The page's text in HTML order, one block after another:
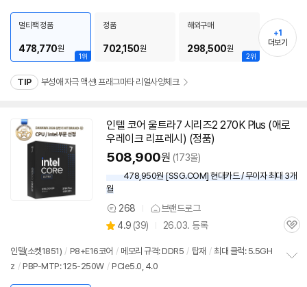
기
1위
멀티팩 정품
478,770원
정품
702,150원
2위
해외구매
298,500원
+1
더보기
TIP 부성애 자극 액션! 프래그마타 리얼사양체크
인텔 코어 울트라7 시리즈2 270K Plus (애로
우레이크 리프레시) (정품)
508,900원 (173몰)
478,950원 [SSG.COM] 현대카드 / 무이자 최대 3개
월
상
품
견
268 브랜드로그
별
점
4.9 (상
리
뷰
39) 26.03. 등록
관
인텔(소켓1851) / P8+E16코어 / 메모리 규격: DDR5 / 탑재 / 최대 클럭: 5.5GH
z / PBP-MTP: 125-250W / PCIe5.0, 4.0